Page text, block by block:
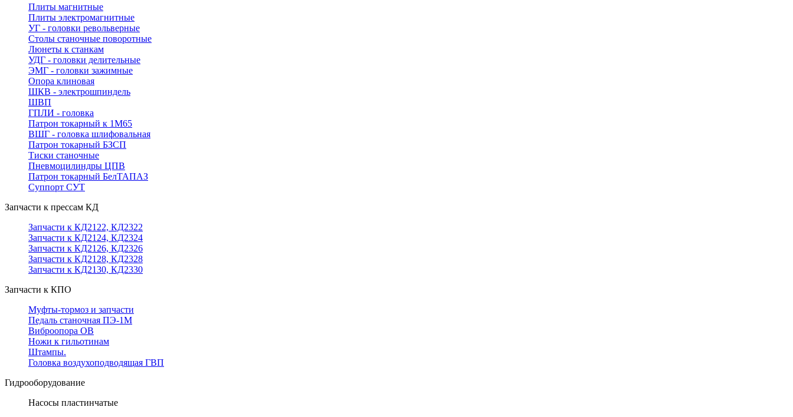
Плиты магнитные
Плиты электромагнитные
УГ - головки револьверные
Столы станочные поворотные
Люнеты к станкам
УДГ - головки делительные
ЭМГ - головки зажимные
Опора клиновая
ШКВ - электрошпиндель
ШВП
ГПЛИ - головка
Патрон токарный к 1М65
ВШГ - головка шлифовальная
Патрон токарный БЗСП
Тиски станочные
Пневмоцилиндры ЦПВ
Патрон токарный БелТАПАЗ
Суппорт СУТ
Запчасти к прессам КД
Запчасти к КД2122, КД2322
Запчасти к КД2124, КД2324
Запчасти к КД2126, КД2326
Запчасти к КД2128, КД2328
Запчасти к КД2130, КД2330
Запчасти к КПО
Муфты-тормоз и запчасти
Педаль станочная ПЭ-1М
Виброопора ОВ
Ножи к гильотинам
Штампы.
Головка воздухоподводящая ГВП
Гидрооборудование
Насосы пластинчатые